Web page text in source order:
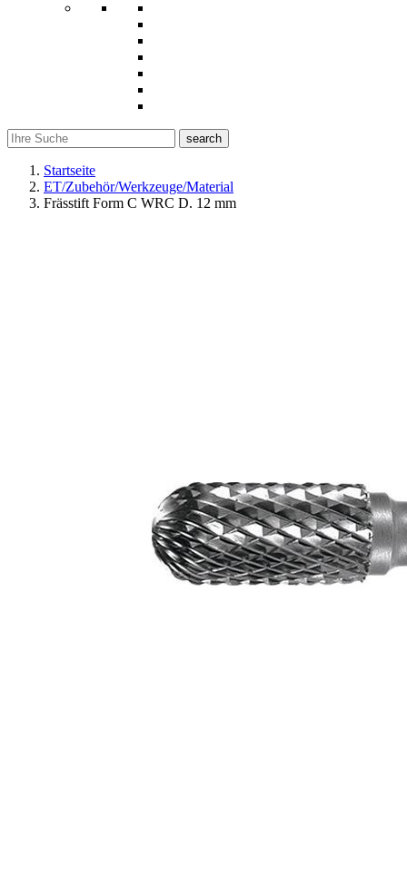
search
Startseite
ET/Zubehör/Werkzeuge/Material
Frässtift Form C WRC D. 12 mm